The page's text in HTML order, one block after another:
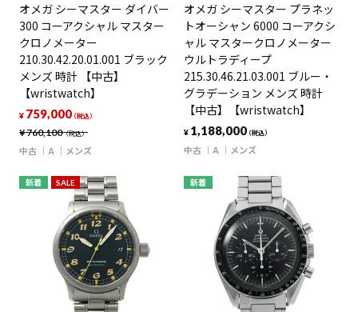
オメガ シーマスター ダイバー
300 コーアクシャル マスター
クロノメーター
210.30.42.20.01.001 ブラック
メンズ 時計 【中古】
【wristwatch】
¥760,100（税込）
¥ 759,000（税込）
中古 A メンズ
オメガ シーマスター プラネッ
トオーシャン 6000 コーアクシ
ャル マスタークロノメーター
ウルトラディープ
215.30.46.21.03.001 ブルー・
グラデーション メンズ 時計
【中古】【wristwatch】
¥ 1,188,000（税込）
中古 A メンズ
新着 SALE 新着